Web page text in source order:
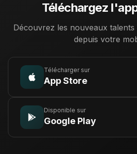
Téléchargez
Découvrez les nouveaux
depuis votre
Télécharger sur
App Store
Disponible sur
Google Play